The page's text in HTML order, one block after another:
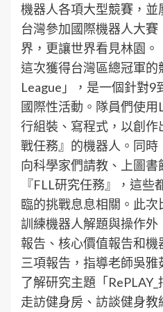
機器人各項大型競賽，
台灣參加國際機器人大
界，更讓世界看見林園。
這次獲得台灣區總冠軍的
League」，是一個針對9
國際性活動。隊員們使用
行組裝、寫程式，以創
戰任務』的機器人。同時
向科學家們請教、上圖
『FLL研究任務』，這
臨的挑戰息息相關。此
訓練機器人解題與操作
報告、核心價值報告和
三項報告，指導老師吳
了解研究主題「
走訪健身房、訪談健身